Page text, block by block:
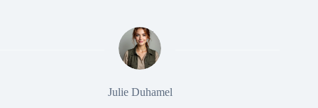
Julie Duhamel